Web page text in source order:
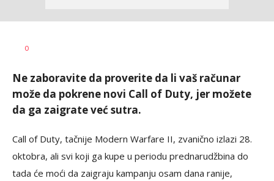
AUTOR
0
Ne zaboravite da proverite da li vaš računar
može da pokrene novi Call of Duty, jer možete
da ga zaigrate već sutra.
Call of Duty, tačnije Modern Warfare II, zvanično izlazi 28.
oktobra, ali svi koji ga kupe u periodu prednarudžbina do
tada će moći da zaigraju kampanju osam dana ranije,